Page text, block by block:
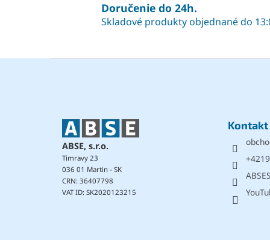
Doručenie do 24h.
Skladové produkty objednané do
ABSE, s.r.o.
Timravy 23
036 01 Martin - SK
CRN: 36407798
VAT ID: SK2020123215
Kontakt